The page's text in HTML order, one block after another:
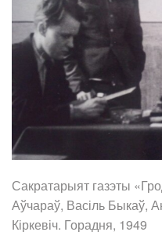
Сакратарыят газэты
Аўчараў, Васіль Быкаў,
Кіркевіч. Горадня, 1949